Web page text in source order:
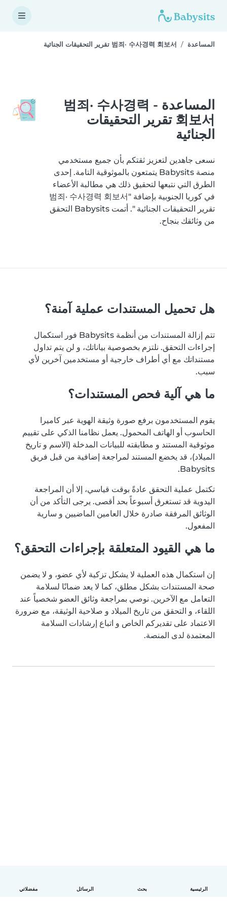
الرئيسية بحث الرسائل مفضلاتي
المساعدة 범죄· 수사경력 회보서 تقرير التحقيقات الجنائية
المساعدة - 범죄· 수사경력
회보서 تقرير التحقيقات
الجنائية
نسعى جاهدين لتعزيز ثقتكم بأن جميع مستخدمي
منصة Babysits يتمتعون بالموثوقية التامة. إحدى
الطرق التي نتبعها لتحقيق ذلك هي مطالبة الأعضاء
في كوريا الجنوبية بإضافة "범죄· 수사경력 회보서
تقرير التحقيقات الجنائية ". أتمت Babysits التحقق
من وثائقك بنجاح.
هل تحميل المستندات عملية آمنة؟
تتم إزالة المستندات من أنظمة Babysits فور استكمال
إجراءات التحقق. نلتزم بخصوصية بياناتك، و لن يتم تداول
مستنداتك مع أي أطراف خارجية أو مستخدمين آخرين لأي
سبب.
ما هي آلية فحص المستندات؟
يقوم المستخدمون برفع صورة وثيقة الهوية عبر كاميرا
الحاسوب أو الهاتف المحمول. يعمل نظامنا الذكي على تقييم
موثوقية المستند و مطابقته للبيانات المدخلة (الاسم و تاريخ
الميلاد)، قد يخضع المستند لمراجعة إضافية من قبل فريق
Babysits.
تكتمل عملية التحقق عادةً بوقت قياسي، إلا أن المراجعة
اليدوية قد تستغرق أسبوعاً بحد أقصى. يرجى التأكد من أن
الوثائق المرفقة صادرة خلال العامين الماضيين و سارية
المفعول.
ما هي القيود المتعلقة بإجراءات التحقق؟
إن استكمال هذه العملية لا يشكل تزكية لأي عضو، و لا يضمن
صحة المستندات بشكل مطلق، كما لا يعد ضمانًا لسلامة
التعامل مع الآخرين. نوصي بمراجعة وثائق العضو شخصياً عند
اللقاء، و التحقق من تاريخ الميلاد و صلاحية الوثيقة، مع ضرورة
الاعتماد على تقديركم الخاص و اتباع إرشادات السلامة
المعتمدة لدى المنصة.